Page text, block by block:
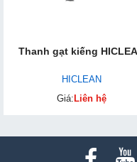
Thanh gạt kiếng
HICLEAN
Giá: Liên hệ